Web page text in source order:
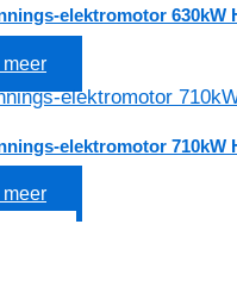
elektromotor 630kW
meer
elektromotor 710kW
meer